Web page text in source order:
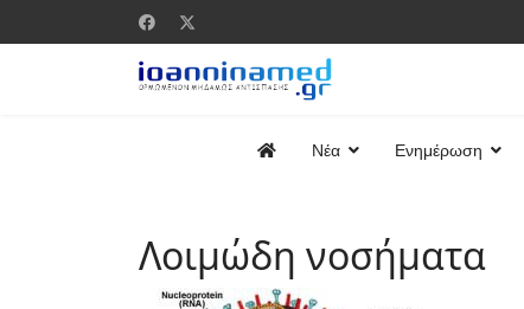
Νέα Ενημέρωση
Λοιμώδη νοσήματα